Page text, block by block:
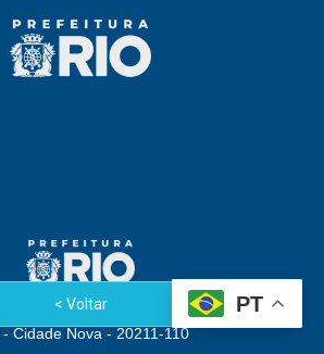
< Voltar
Rio de Janeiro - Rua Afonso Cavalcanti,
Cidade Nova - 20211-110
PT